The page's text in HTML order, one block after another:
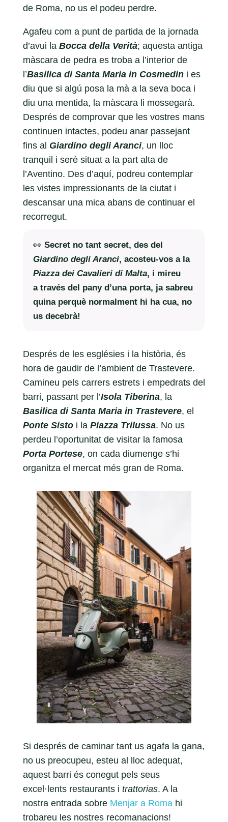
de Roma, no us el podeu perdre.
Agafeu com a punt de partida de la jornada
d’avui la Bocca della Verità; aquesta antiga
màscara de pedra es troba a l’interior de
l’Basilica di Santa Maria in Cosmedini es
diu que si algú posa la mà a la seva boca i
diu una mentida, la màscara li mossegarà.
Després de comprovar que les vostres mans
continuen intactes, podeu anar passejant
fins al Giardino degli Aranci, un lloc
tranquil i serè situat a la part alta de
l’Aventino. Des d’aquí, podreu contemplar
les vistes impressionants de la ciutat i
descansar una mica abans de continuar el
recorregut.
👀 Secret no tant secret, des del
Giardino degli Aranci, acosteu-vos a la
Piazza dei Cavalieri di Malta, i mireu
a través del pany d’una porta, ja sabreu
quina perquè normalment hi ha cua, no
us decebrà!
Després de les esglésies i la història, és
hora de gaudir de l’ambient de Trastevere.
Camineu pels carrers estrets i empedrats del
barri, passant per l’Isola Tiberina, la
Basilica di Santa Maria in Trastevere, el
Ponte Sistoi la Piazza Trilussa. No us
perdeu l’oportunitat de visitar la famosa
Porta Portese, on cada diumenge s’hi
organitza el mercat més gran de Roma.
Si després de caminar tant us agafa la gana,
no us preocupeu, esteu al lloc adequat,
aquest barri és conegut pels seus
excel·lents restaurants i trattorias. A la
nostra entrada sobre Menjar a Romahi
trobareu les nostres recomanacions!